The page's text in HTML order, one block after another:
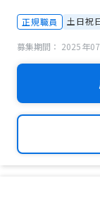
正規職員 土日祝
募集期間： 2025年